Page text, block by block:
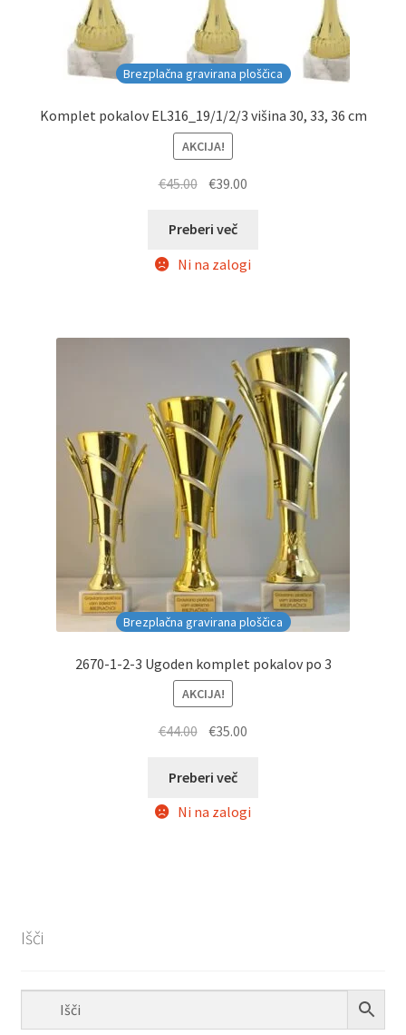
Brezplačna gravirana ploščica
Komplet pokalov EL316_19/1/2/3 višina 30, 33, 36 cm
AKCIJA!
€45.00 Izvirna
je
€45.00.
€39.00
Preberi več
Ni na zalogi
Brezplačna gravirana ploščica
2670-1-2-3 Ugoden komplet pokalov po 3
AKCIJA!
€44.00 Izvirna
je
€44.00.
€35.00
Preberi več
Ni na zalogi
Išči